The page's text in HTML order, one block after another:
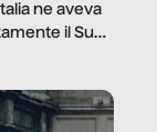
ne aveva
il Sud